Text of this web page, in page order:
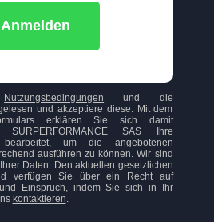
Anmelden
Nutzungsbedingungen und die
und akzeptiere diese. Mit dem
erklären Sie sich damit
SURPERFORMANCE SAS Ihre
um die angebotenen
ausführen zu können. Wir sind
Daten. Den aktuellen gesetzlichen
verfügen Sie über ein Recht auf
Einspruch, indem Sie sich in Ihr
kontaktieren.